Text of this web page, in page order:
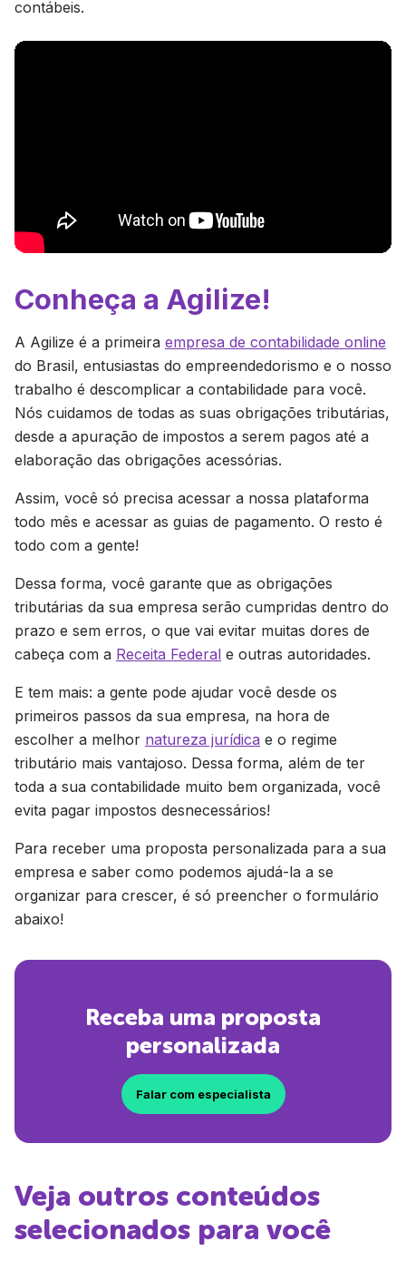
contábeis.
Conheça a Agilize!
A Agilize é a primeira empresa de contabilidade online
do Brasil, entusiastas do empreendedorismo e o nosso
trabalho é descomplicar a contabilidade para você.
Nós cuidamos de todas as suas obrigações tributárias,
desde a apuração de impostos a serem pagos até a
elaboração das obrigações acessórias.
Assim, você só precisa acessar a nossa plataforma
todo mês e acessar as guias de pagamento. O resto é
todo com a gente!
Dessa forma, você garante que as obrigações
tributárias da sua empresa serão cumpridas dentro do
prazo e sem erros, o que vai evitar muitas dores de
cabeça com a Receita Federal e outras autoridades.
E tem mais: a gente pode ajudar você desde os
primeiros passos da sua empresa, na hora de
escolher a melhor natureza jurídica e o regime
tributário mais vantajoso. Dessa forma, além de ter
toda a sua contabilidade muito bem organizada, você
evita pagar impostos desnecessários!
Para receber uma proposta personalizada para a sua
empresa e saber como podemos ajudá-la a se
organizar para crescer, é só preencher o formulário
abaixo!
Receba uma proposta
personalizada
Falar com especialista
Veja outros conteúdos
selecionados para você